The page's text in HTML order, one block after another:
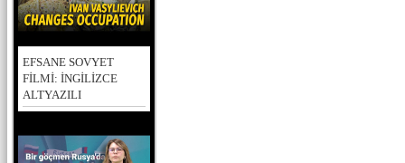
EFSANE SOVYET
FİLMİ: İNGİLİZCE
ALTYAZILI